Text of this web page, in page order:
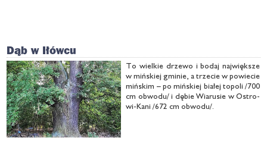
Dąb w Iłówcu
To wiel­kie drze­wo i bo­daj naj­więk­sze
w miń­skiej gmi­nie, a trze­cie w po­wie­cie
miń­skim – po miń­skiej bia­łej to­po­li /700
cm ob­wo­du/ i dę­bie Wia­ru­sie w Ostro­
wi-Ka­ni /672 cm ob­wo­du/.